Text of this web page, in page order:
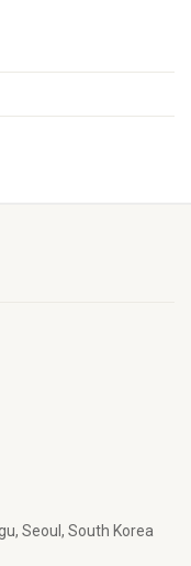
Seoul, South Korea